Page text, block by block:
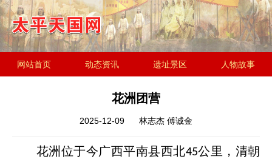
网站首页 动态资讯 遗址景区 人物故事
花洲团营
2025-12-09 林志杰 傅诚金
花洲位于今广西平南县西北45公里，清朝